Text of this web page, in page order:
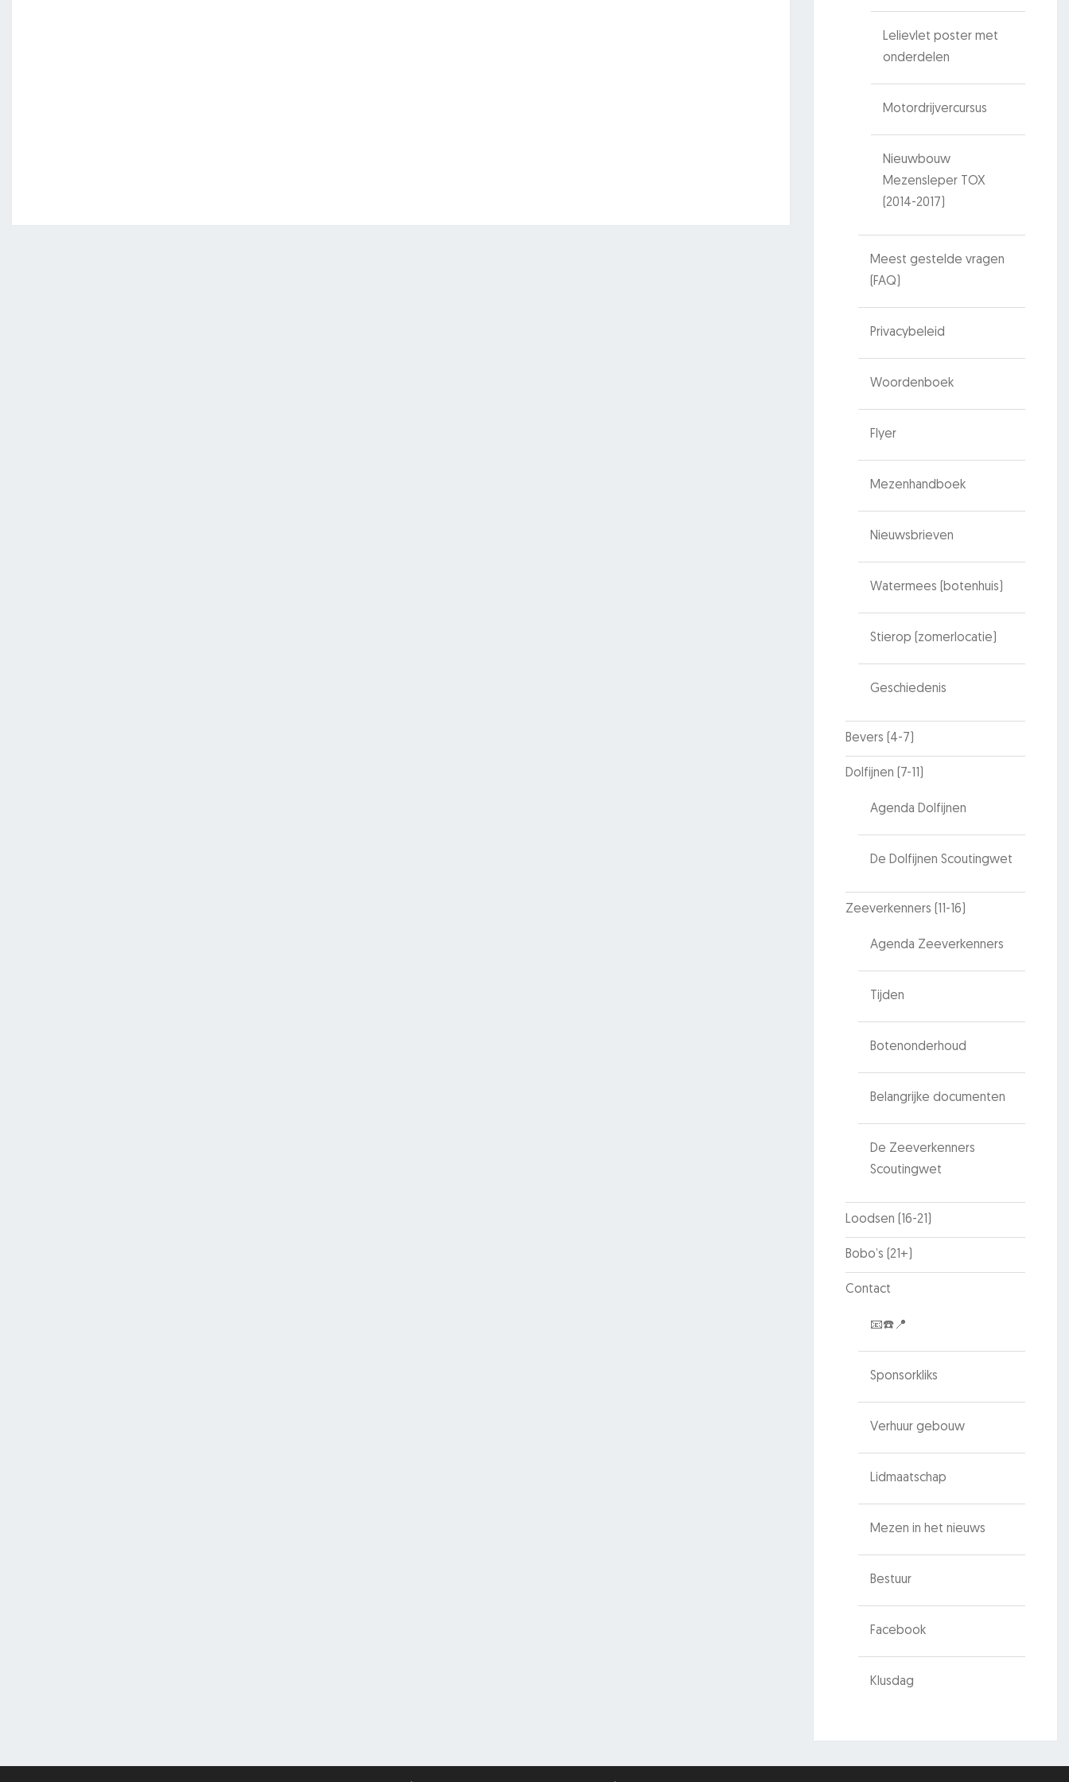
Lelievlet poster met
onderdelen
Motordrijvercursus
Nieuwbouw
Mezensleper TOX
(2014-2017)
Meest gestelde vragen
(FAQ)
Privacybeleid
Woordenboek
Flyer
Mezenhandboek
Nieuwsbrieven
Watermees (botenhuis)
Stierop (zomerlocatie)
Geschiedenis
Bevers (4-7)
Dolfijnen (7-11)
Agenda Dolfijnen
De Dolfijnen Scoutingwet
Zeeverkenners (11-16)
Agenda Zeeverkenners
Tijden
Botenonderhoud
Belangrijke documenten
De Zeeverkenners
Scoutingwet
Loodsen (16-21)
Bobo’s (21+)
Contact
📧☎️📍
Sponsorkliks
Verhuur gebouw
Lidmaatschap
Mezen in het nieuws
Bestuur
Facebook
Klusdag